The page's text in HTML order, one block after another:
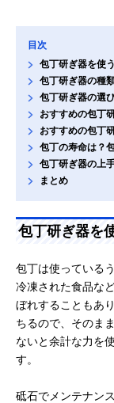
目次
包丁研ぎ器を使
包丁研ぎ器の種
包丁研ぎ器の選
おすすめの包丁
おすすめの包丁
包丁の寿命は？
包丁研ぎ器の上
まとめ
包丁研ぎ器を
包丁は使っている
冷凍された食品な
ぼれすることもあ
ちるので、そのま
ないと余計な力を
す。
砥石でメンテナン